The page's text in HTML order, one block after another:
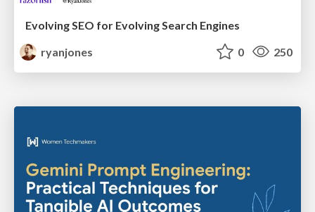
Evolving SEO for Evolving Search Engines
ryanjones
0 250